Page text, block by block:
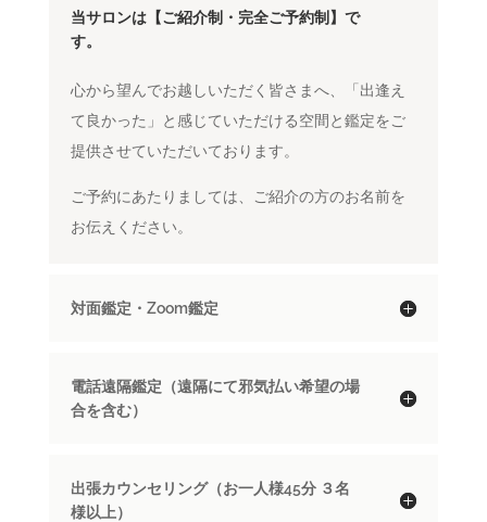
当サロンは【ご紹介制・完全ご予約制】で
す。
心から望んでお越しいただく皆さまへ、「出逢え
て良かった」と感じていただける空間と鑑定をご
提供させていただいております。
ご予約にあたりましては、ご紹介の方のお名前を
お伝えください。
対面鑑定・Zoom鑑定
電話遠隔鑑定（遠隔にて邪気払い希望の場
合を含む）
出張カウンセリング（お一人様45分 ３名
様以上）